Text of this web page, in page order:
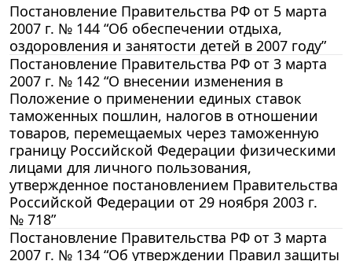
Постановление Правительства РФ от 5 марта
2007 г. № 144 “Об обеспечении отдыха,
оздоровления и занятости детей в 2007 году”
Постановление Правительства РФ от 3 марта
2007 г. № 142 “О внесении изменения в
Положение о применении единых ставок
таможенных пошлин, налогов в отношении
товаров, перемещаемых через таможенную
границу Российской Федерации физическими
лицами для личного пользования,
утвержденное постановлением Правительства
Российской Федерации от 29 ноября 2003 г.
№ 718”
Постановление Правительства РФ от 3 марта
2007 г. № 134 “Об утверждении Правил защиты